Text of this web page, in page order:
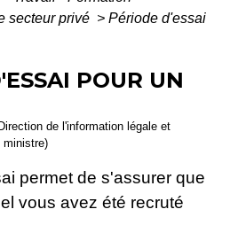
secteur privé > Période d'essai
POUR UN
de l'information légale et
ministre)
permet de s'assurer que
vous avez été recruté